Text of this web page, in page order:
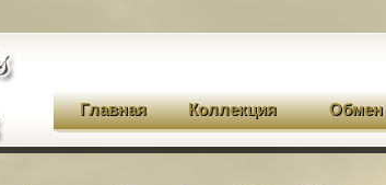
Главная Коллекция Обмен